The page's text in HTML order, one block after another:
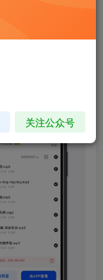
关注公众号